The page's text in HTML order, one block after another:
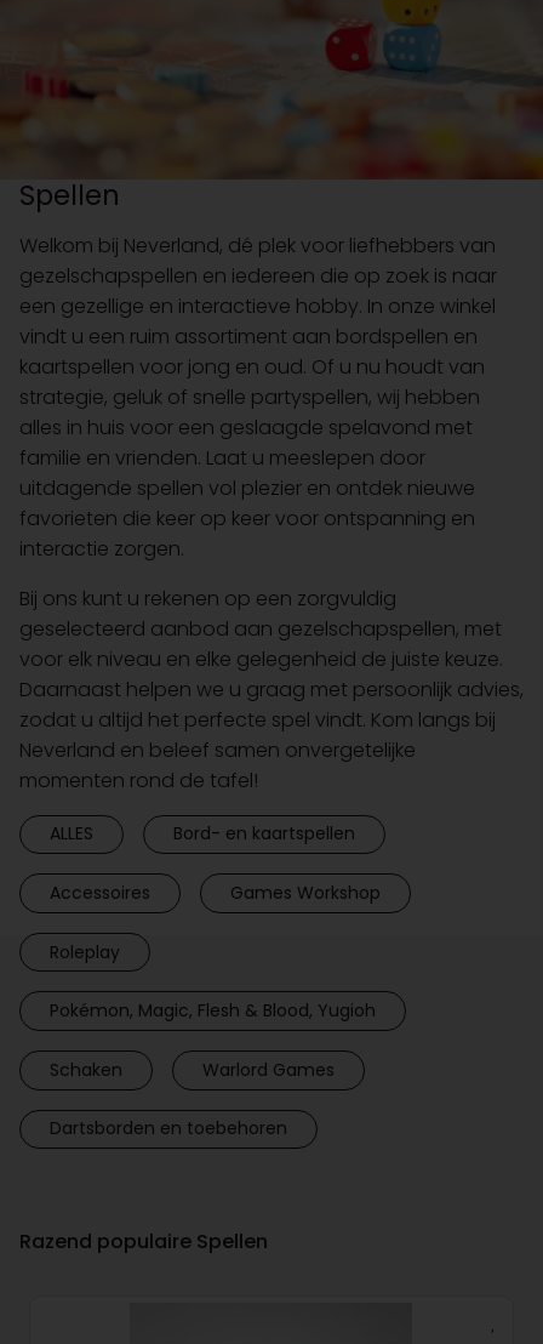
Spellen
Welkom bij Neverland, dé plek voor liefhebbers van
gezelschapspellen en iedereen die op zoek is naar
een gezellige en interactieve hobby. In onze winkel
vindt u een ruim assortiment aan bordspellen en
kaartspellen voor jong en oud. Of u nu houdt van
strategie, geluk of snelle partyspellen, wij hebben
alles in huis voor een geslaagde spelavond met
familie en vrienden. Laat u meeslepen door
uitdagende spellen vol plezier en ontdek nieuwe
favorieten die keer op keer voor ontspanning en
interactie zorgen.
Bij ons kunt u rekenen op een zorgvuldig
geselecteerd aanbod aan gezelschapspellen, met
voor elk niveau en elke gelegenheid de juiste keuze.
Daarnaast helpen we u graag met persoonlijk advies,
zodat u altijd het perfecte spel vindt. Kom langs bij
Neverland en beleef samen onvergetelijke
momenten rond de tafel!
ALLES Bord- en kaartspellen
Accessoires Games Workshop
Roleplay
Pokémon, Magic, Flesh & Blood, Yugioh
Schaken Warlord Games
Dartsborden en toebehoren
Razend populaire Spellen